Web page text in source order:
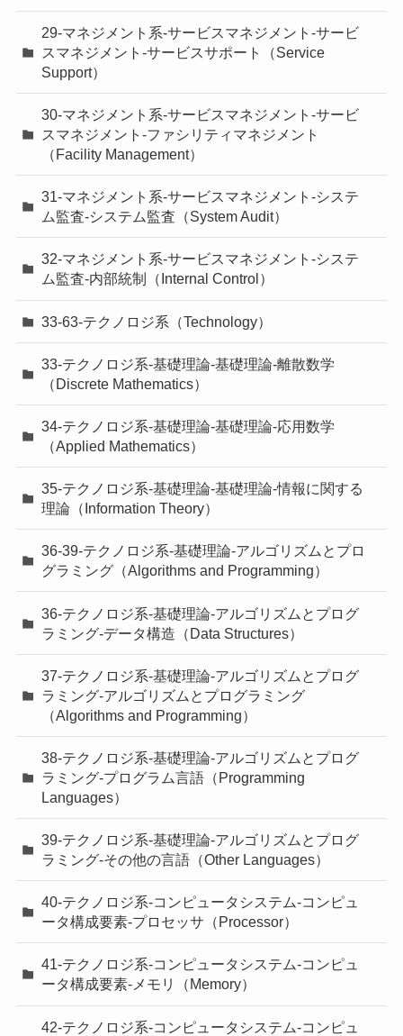
29-マネジメント系-サービスマネジメント-サービ
スマネジメント-サービスサポート（Service
Support）
30-マネジメント系-サービスマネジメント-サービ
スマネジメント-ファシリティマネジメント
（Facility Management）
31-マネジメント系-サービスマネジメント-システ
ム監査-システム監査（System Audit）
32-マネジメント系-サービスマネジメント-システ
ム監査-内部統制（Internal Control）
33-63-テクノロジ系（Technology）
33-テクノロジ系-基礎理論-基礎理論-離散数学
（Discrete Mathematics）
34-テクノロジ系-基礎理論-基礎理論-応用数学
（Applied Mathematics）
35-テクノロジ系-基礎理論-基礎理論-情報に関する
理論（Information Theory）
36-39-テクノロジ系-基礎理論-アルゴリズムとプロ
グラミング（Algorithms and Programming）
36-テクノロジ系-基礎理論-アルゴリズムとプログ
ラミング-データ構造（Data Structures）
37-テクノロジ系-基礎理論-アルゴリズムとプログ
ラミング-アルゴリズムとプログラミング
（Algorithms and Programming）
38-テクノロジ系-基礎理論-アルゴリズムとプログ
ラミング-プログラム言語（Programming
Languages）
39-テクノロジ系-基礎理論-アルゴリズムとプログ
ラミング-その他の言語（Other Languages）
40-テクノロジ系-コンピュータシステム-コンピュ
ータ構成要素-プロセッサ（Processor）
41-テクノロジ系-コンピュータシステム-コンピュ
ータ構成要素-メモリ（Memory）
42-テクノロジ系-コンピュータシステム-コンピュ